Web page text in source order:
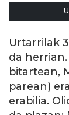
Urtarrilak
da
bitartean,
parean)
erabilia.